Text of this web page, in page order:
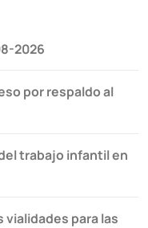
2026
por respaldo al
trabajo infantil en
vialidades para las